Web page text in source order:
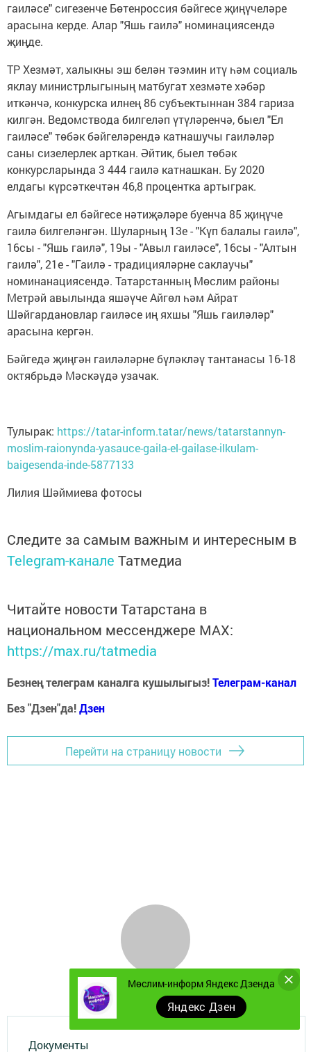
гаиләсе" сигезенче Бөтенроссия бәйгесе җиңүчеләре
арасына керде. Алар "Яшь гаилә" номинациясендә
җиңде.
ТР Хезмәт, халыкны эш белән тәэмин итү һәм социаль
яклау министрлыгының матбугат хезмәте хәбәр
иткәнчә, конкурска илнең 86 субъектыннан 384 гариза
килгән. Ведомствода билгеләп үтүләренчә, быел "Ел
гаиләсе" төбәк бәйгеләрендә катнашучы гаиләләр
саны сизелерлек арткан. Әйтик, быел төбәк
конкурсларында 3 444 гаилә катнашкан. Бу 2020
елдагы күрсәткечтән 46,8 процентка артыграк.
Агымдагы ел бәйгесе нәтиҗәләре буенча 85 җиңүче
гаилә билгеләнгән. Шуларның 13е - "Күп балалы гаилә",
16сы - "Яшь гаилә", 19ы - "Авыл гаиләсе", 16сы - "Алтын
гаилә", 21е - "Гаилә - традицияләрне саклаучы"
номинанациясендә. Татарстанның Мөслим районы
Метрәй авылында яшәүче Айгөл һәм Айрат
Шәйгардановлар гаиләсе иң яхшы "Яшь гаиләләр"
арасына кергән.
Бәйгедә җиңгән гаиләләрне бүләкләү тантанасы 16-18
октябрьдә Мәскәүдә узачак.
Тулырак: https://tatar-inform.tatar/news/tatarstannyn-
moslim-raionynda-yasauce-gaila-el-gailase-ilkulam-
baigesenda-inde-5877133
Лилия Шәймиева фотосы
Следите за самым важным и интересным в
Telegram-канале Татмедиа
Читайте новости Татарстана в
национальном мессенджере MАХ:
https://max.ru/tatmedia
Безнең телеграм каналга кушылыгыз!Телеграм-канал
Без "Дзен"да!Дзен
Перейти на страницу новости
Документы
Мөслим-информ Яндекс Дзенда
Яндекс Дзен